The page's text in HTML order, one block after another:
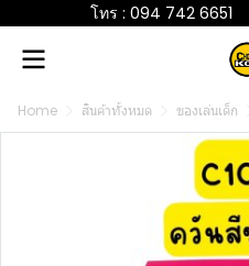
โทร : 094 742 6651
Home สินค้าทั้งหมด ของเล่นเด็ก